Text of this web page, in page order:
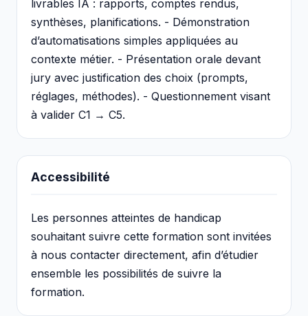
livrables IA : rapports, comptes rendus,
synthèses, planifications. - Démonstration
d’automatisations simples appliquées au
contexte métier. - Présentation orale devant
jury avec justification des choix (prompts,
réglages, méthodes). - Questionnement visant
à valider C1 → C5.
Accessibilité
Les personnes atteintes de handicap
souhaitant suivre cette formation sont invitées
à nous contacter directement, afin d’étudier
ensemble les possibilités de suivre la
formation.